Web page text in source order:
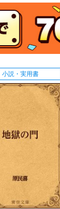
小説・実用書